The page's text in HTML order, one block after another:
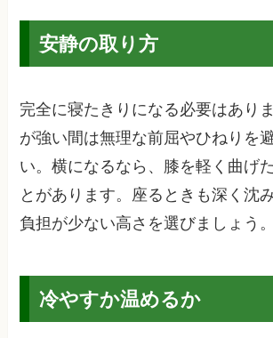
安静の取り方
完全に寝たきりになる必要はあり
が強い間は無理な前屈やひねりを
い。横になるなら、膝を軽く曲げ
とがあります。座るときも深く沈
負担が少ない高さを選びましょう。
冷やすか温めるか